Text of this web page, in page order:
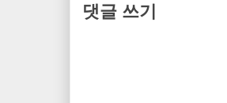
댓글 쓰기